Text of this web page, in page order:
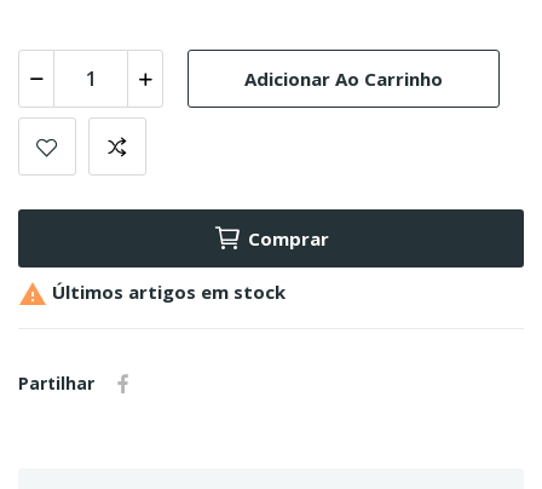
Adicionar Ao Carrinho
Comprar
 Últimos artigos em stock
Partilhar